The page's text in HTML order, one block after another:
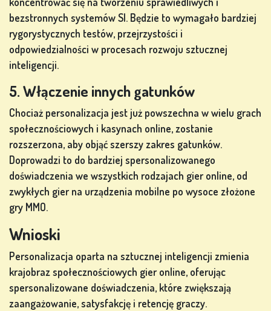
bezstronnych systemów SI. Będzie to wymagało bardziej
rygorystycznych testów, przejrzystości i
odpowiedzialności w procesach rozwoju sztucznej
inteligencji.
5. Włączenie innych gatunków
Chociaż personalizacja jest już powszechna w wielu grach
społecznościowych i kasynach online, zostanie
rozszerzona, aby objąć szerszy zakres gatunków.
Doprowadzi to do bardziej spersonalizowanego
doświadczenia we wszystkich rodzajach gier online, od
zwykłych gier na urządzenia mobilne po wysoce złożone
gry MMO.
Wnioski
Personalizacja oparta na sztucznej inteligencji zmienia
krajobraz społecznościowych gier online, oferując
spersonalizowane doświadczenia, które zwiększają
zaangażowanie, satysfakcję i retencję graczy.